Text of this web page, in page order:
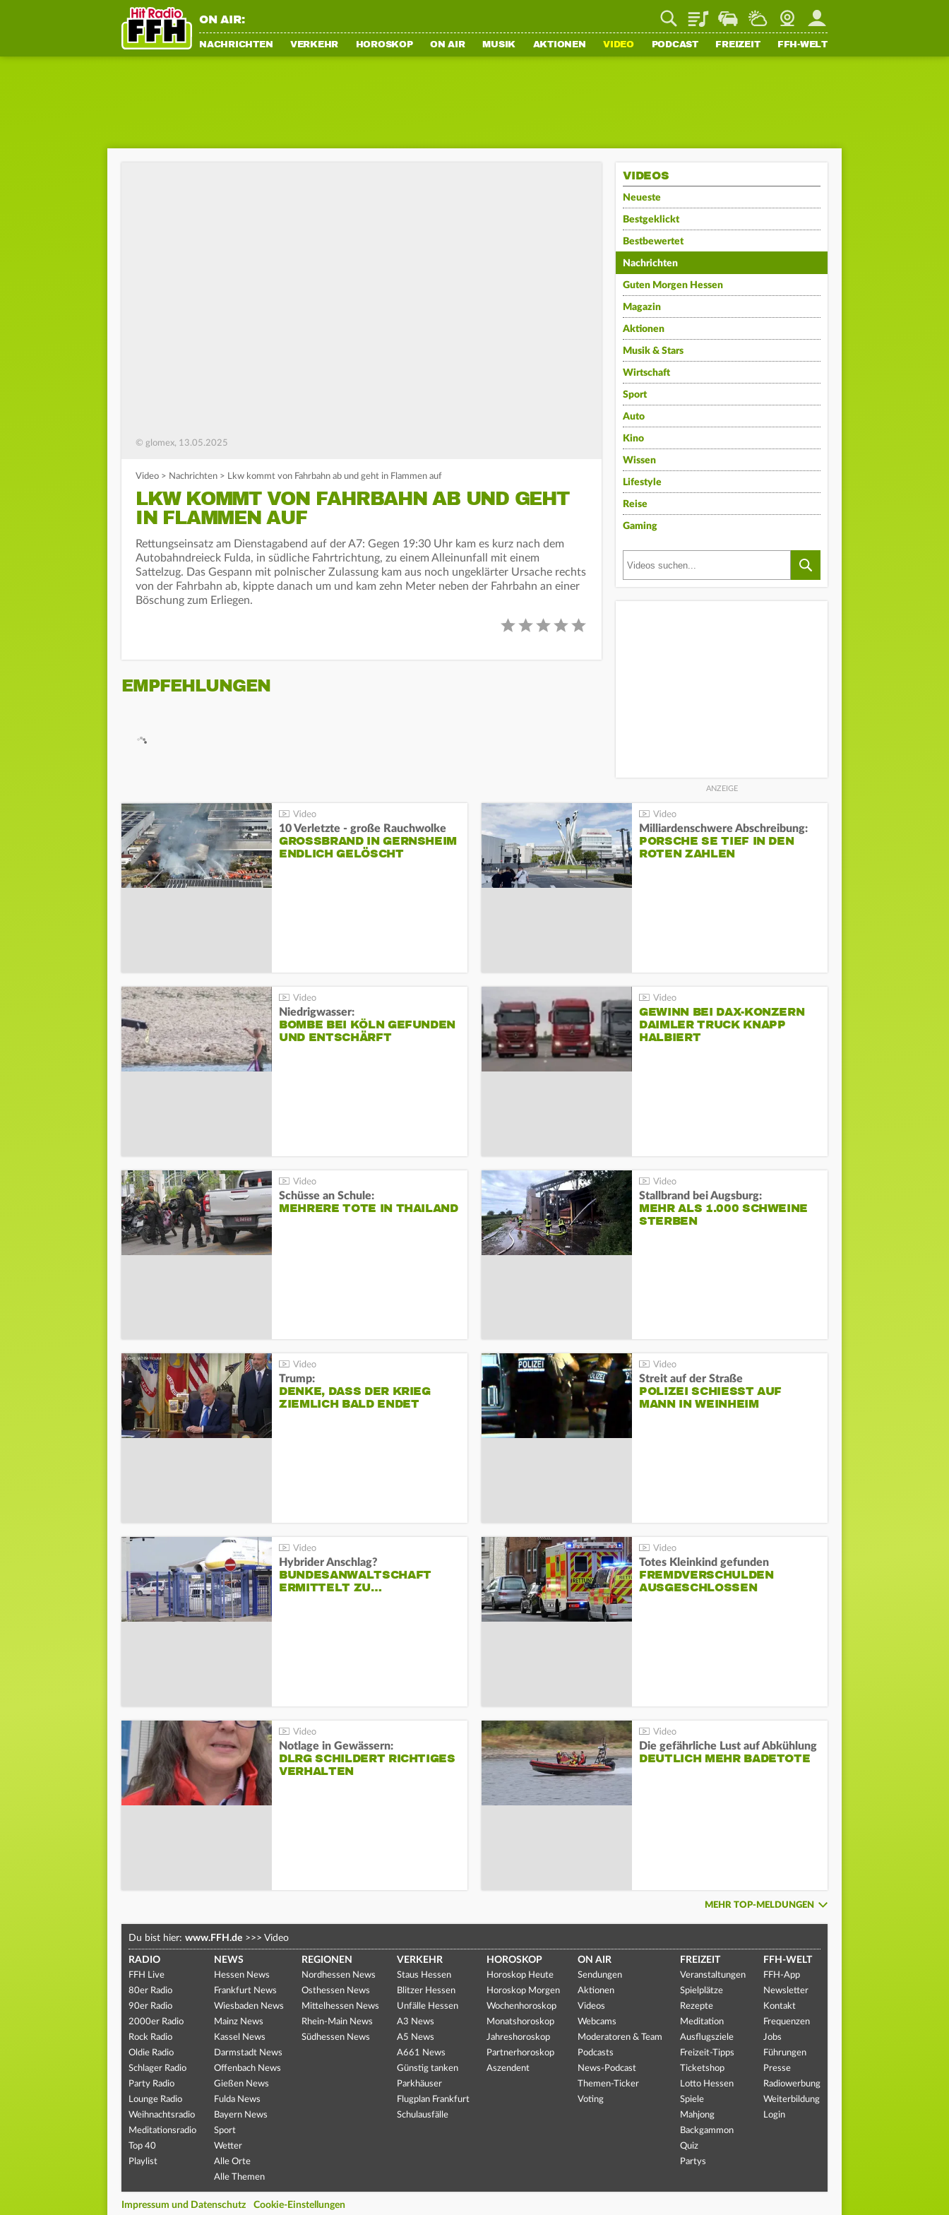
ON AIR: PlaylistStaupilotWetterWebcamMein FFH
NACHRICHTEN VERKEHR HOROSKOP ON AIR MUSIK AKTIONEN VIDEO PODCAST FREIZEIT FFH-WELT
© glomex, 13.05.2025
Video > Nachrichten > Lkw kommt von Fahrbahn ab und geht in Flammen auf
LKW KOMMT VON FAHRBAHN AB UND GEHT
IN FLAMMEN AUF
Rettungseinsatz am Dienstagabend auf der A7: Gegen 19:30 Uhr kam es kurz nach dem
Autobahndreieck Fulda, in südliche Fahrtrichtung, zu einem Alleinunfall mit einem
Sattelzug. Das Gespann mit polnischer Zulassung kam aus noch ungeklärter Ursache rechts
von der Fahrbahn ab, kippte danach um und kam zehn Meter neben der Fahrbahn an einer
Böschung zum Erliegen.
EMPFEHLUNGEN
VIDEOS
Neueste
Bestgeklickt
Bestbewertet
Nachrichten
Guten Morgen Hessen
Magazin
Aktionen
Musik & Stars
Wirtschaft
Sport
Auto
Kino
Wissen
Lifestyle
Reise
Gaming
10 Verletzte - große Rauchwolke
GROSSBRAND IN GERNSHEIM E
NDLICH GELÖSCHT
Milliardenschwere Abschreibung:
PORSCHE SE TIEF IN DEN
ROTEN ZAHLEN
Niedrigwasser:
BOMBE BEI KÖLN GEFUNDEN
UND ENTSCHÄRFT
GEWINN BEI DAX-KONZERN
DAIMLER TRUCK KNAPP
HALBIERT
Schüsse an Schule:
MEHRERE TOTE IN THAILAND
Stallbrand bei Augsburg:
MEHR ALS 1.000 SCHWEINE
STERBEN
Trump:
DENKE, DASS DER KRIEG
ZIEMLICH BALD ENDET
Streit auf der Straße
POLIZEI SCHIESST AUF M
ANN IN WEINHEIM
Hybrider Anschlag?
BUNDESANWALTSCHAFT
ERMITTELT ZU…
Totes Kleinkind gefunden
FREMDVERSCHULDEN
AUSGESCHLOSSEN
Notlage in Gewässern:
DLRG SCHILDERT RICHTIGES
VERHALTEN
Die gefährliche Lust auf Abkühlung
DEUTLICH MEHR BADETOTE
MEHR TOP-MELDUNGEN
Du bist hier: www.FFH.de >>> Video
RADIO
FFH Live
80er Radio
90er Radio
2000er Radio
Rock Radio
Oldie Radio
Schlager Radio
Party Radio
Lounge Radio
Weihnachtsradio
Meditationsradio
Top 40
Playlist
NEWS
Hessen News
Frankfurt News
Wiesbaden News
Mainz News
Kassel News
Darmstadt News
Offenbach News
Gießen News
Fulda News
Bayern News
Sport
Wetter
Alle Orte
Alle Themen
REGIONEN
Nordhessen News
Osthessen News
Mittelhessen News
Rhein-Main News
Südhessen News
VERKEHR
Staus Hessen
Blitzer Hessen
Unfälle Hessen
A3 News
A5 News
A661 News
Günstig tanken
Parkhäuser
Flugplan Frankfurt
Schulausfälle
HOROSKOP
Horoskop Heute
Horoskop Morgen
Wochenhoroskop
Monatshoroskop
Jahreshoroskop
Partnerhoroskop
Aszendent
ON AIR
Sendungen
Aktionen
Videos
Webcams
Moderatoren & Team
Podcasts
News-Podcast
Themen-Ticker
Voting
FREIZEIT
Veranstaltungen
Spielplätze
Rezepte
Meditation
Ausflugsziele
Freizeit-Tipps
Ticketshop
Lotto Hessen
Spiele
Mahjong
Backgammon
Quiz
Partys
FFH-WELT
FFH-App
Newsletter
Kontakt
Frequenzen
Jobs
Führungen
Presse
Radiowerbung
Weiterbildung
Login
Impressum und Datenschutz Cookie-Einstellungen